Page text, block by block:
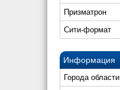
Призматрон
Сити-формат
Информация
Города области